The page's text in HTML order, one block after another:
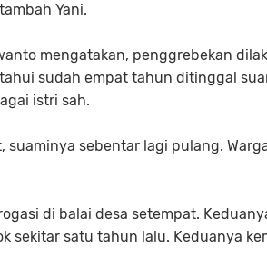
Yani.
mengatakan, penggrebekan
sudah empat tahun ditinggal
istri sah.
sebentar lagi pulang.
di balai desa setempat.
sekitar satu tahun lalu. Keduanya